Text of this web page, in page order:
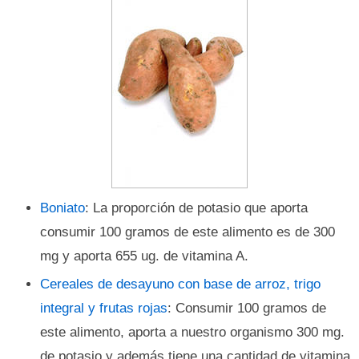
Boniato: La proporción de potasio que aporta
consumir 100 gramos de este alimento es de 300
mg y aporta 655 ug. de vitamina A.
Cereales de desayuno con base de arroz, trigo
integral y frutas rojas: Consumir 100 gramos de
este alimento, aporta a nuestro organismo 300 mg.